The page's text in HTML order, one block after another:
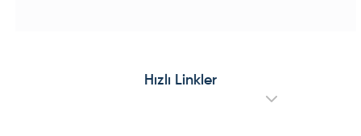
Amarok’un, madencilik, filolar ve
çevreci pikap tutkunları için küresel
pratikliği bir arada arayan
sürücülere hitap ediyor.
Hızlı Linkler